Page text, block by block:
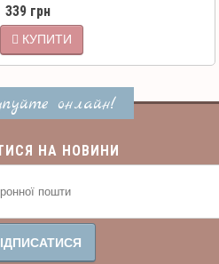
339 грн
КУПИТИ
онлайн!
НА НОВИНИ